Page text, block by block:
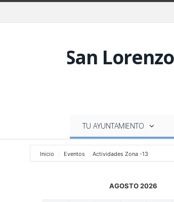
TU AYUNTAMIENTO
Inicio Eventos Actividades Zona -13
AGOSTO 2026